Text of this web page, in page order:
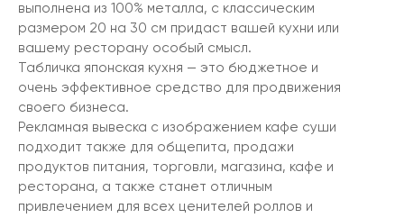
выполнена из 100% металла, с классическим
размером 20 на 30 см придаст вашей кухни или
вашему ресторану особый смысл.
Табличка японская кухня — это бюджетное и
очень эффективное средство для продвижения
своего бизнеса.
Рекламная вывеска с изображением кафе суши
подходит также для общепита, продажи
продуктов питания, торговли, магазина, кафе и
ресторана, а также станет отличным
привлечением для всех ценителей роллов и